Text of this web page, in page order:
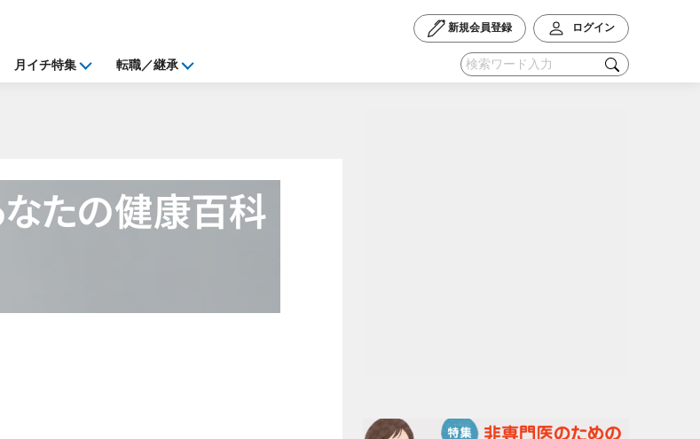
新規会員登録 ログイン
月イチ特集 転職／継承